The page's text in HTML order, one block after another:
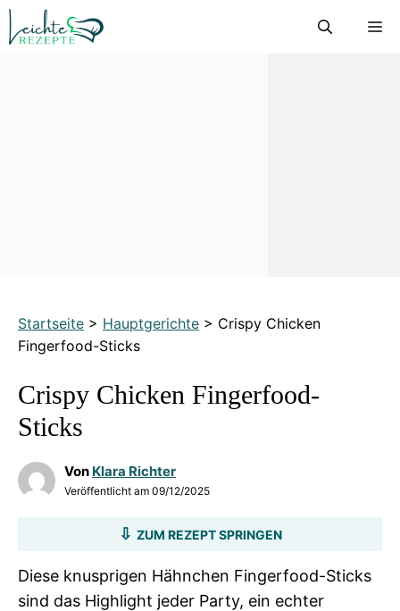
Zum
Inhalt
Startseite > Hauptgerichte > Crispy Chicken
Fingerfood-Sticks
Crispy Chicken Fingerfood-
Sticks
Von Klara Richter
Veröffentlicht am 09/12/2025
ZUM REZEPT SPRINGEN
Diese knusprigen Hähnchen Fingerfood-Sticks
sind das Highlight jeder Party, ein echter